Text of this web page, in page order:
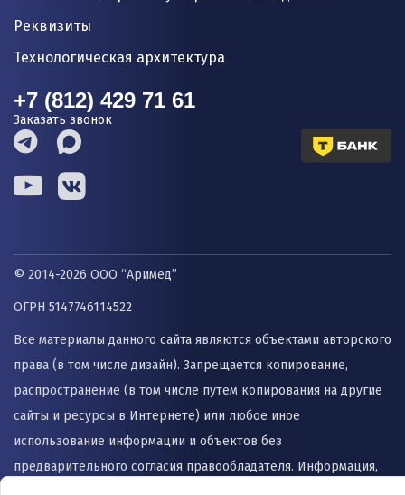
Реквизиты
Технологическая архитектура
+7 (812) 429 71 61
Заказать звонок
© 2014-2026 ООО “Аримед”
ОГРН 5147746114522
Все материалы данного сайта являются объектами авторского
права (в том числе дизайн). Запрещается копирование,
распространение (в том числе путем копирования на другие
сайты и ресурсы в Интернете) или любое иное
использование информации и объектов без
предварительного согласия правообладателя. Информация,